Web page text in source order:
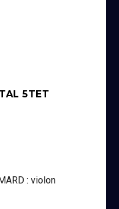
5TET
: violon